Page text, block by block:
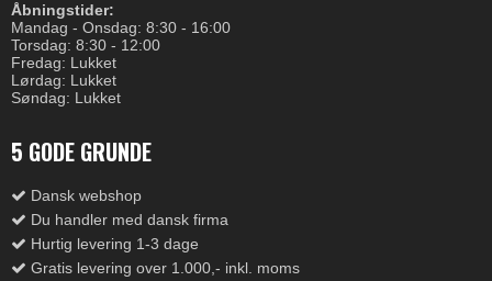
Åbningstider:
Mandag - Onsdag: 8:30 - 16:00
Torsdag: 8:30 - 12:00
Fredag: Lukket
Lørdag: Lukket
Søndag: Lukket
5 GODE GRUNDE
Dansk webshop
Du handler med dansk firma
Hurtig levering 1-3 dage
Gratis levering over 1.000,- inkl. moms